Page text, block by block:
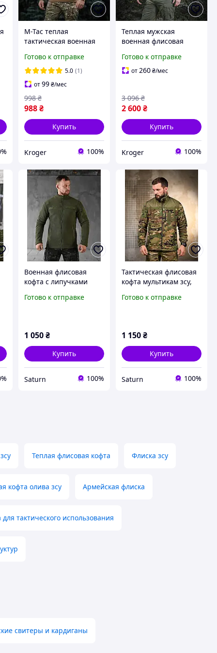
M-Tac теплая
тактическая военная
Готово к отправке
5.0 (1)
от99 ₴/мес
988 ₴
998 ₴
Купить
Kroger 100%
Теплая мужская
военная флисовая
Nord Fleece Polartec
Army Olive
Готово к отправке
от260₴/мес
2 600₴
3 096 ₴
Купить
Kroger 100%
Военная флисовая
кофта с липучками
флисовка уставная
viy skk tor
Готово к отправке
1 050 ₴
Купить
Saturn 100%
Тактическая флисовая
кофта мультикам зсу,
флисовая кофта
_M2_zx8c
Готово к отправке
1 150₴
Купить
Saturn 100%
Теплая флисовая кофта Флиска зсу
кофта олива зсу Армейская флиска
тактического использования
свитеры и кардиганы